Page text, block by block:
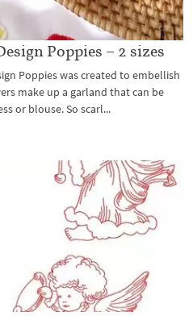
Poppies – 2 sizes
Poppies was created to embellish
make up a garland that can be
or blouse. So scarl...